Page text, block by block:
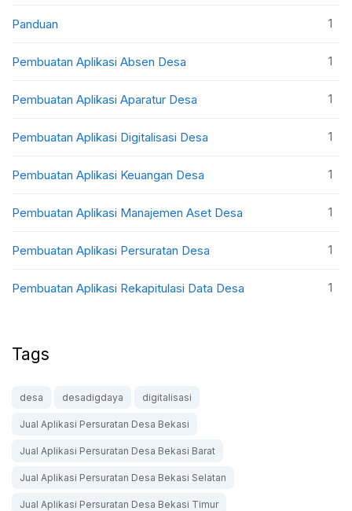
Panduan 1
Pembuatan Aplikasi Absen Desa 1
Pembuatan Aplikasi Aparatur Desa 1
Pembuatan Aplikasi Digitalisasi Desa 1
Pembuatan Aplikasi Keuangan Desa 1
Pembuatan Aplikasi Manajemen Aset Desa 1
Pembuatan Aplikasi Persuratan Desa 1
Pembuatan Aplikasi Rekapitulasi Data Desa 1
Tags
desa desadigdaya digitalisasi
Jual Aplikasi Persuratan Desa Bekasi
Jual Aplikasi Persuratan Desa Bekasi Barat
Jual Aplikasi Persuratan Desa Bekasi Selatan
Jual Aplikasi Persuratan Desa Bekasi Timur